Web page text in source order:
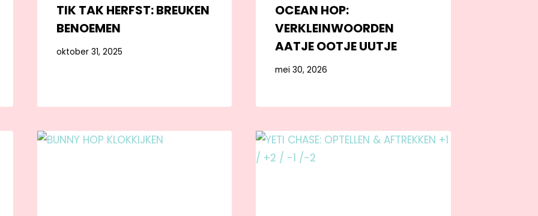
TIK TAK HERFST: BREUKEN
BENOEMEN
oktober 31, 2025
OCEAN HOP:
VERKLEINWOORDEN
AATJE OOTJE UUTJE
mei 30, 2026